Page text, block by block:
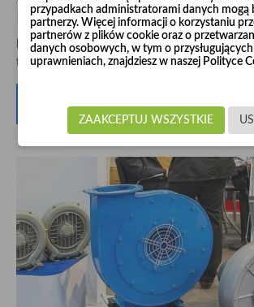
14/11/2025
Efektywne odprowadzanie pyłów i
to fundament bezpieczeństwa...
Czytaj więcej
przypadkach administratorami danych mogą
partnerzy. Więcej informacji o korzystaniu
partnerów z plików cookie oraz o
danych osobowych, w tym o przysługujących
uprawnieniach, znajdziesz w naszej Polityce
ZAAKCEPTUJ WSZYSTKIE